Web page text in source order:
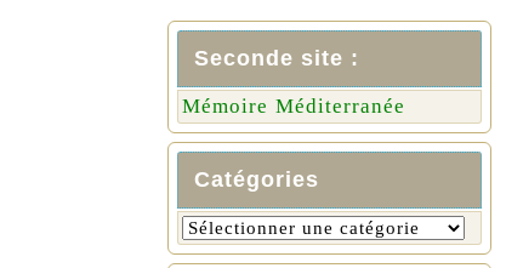
Seconde site :
Mémoire Méditerranée
Catégories